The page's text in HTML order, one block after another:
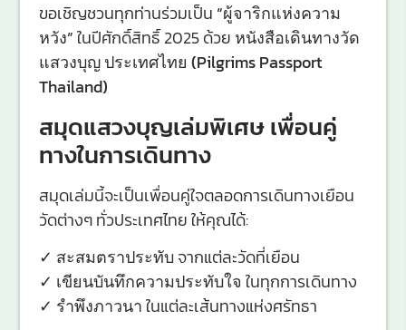
ขอเชิญชวนทุกท่านร่วมเป็น “ผู้จาริกแห่งความ
หวัง”ในปีศักดิ์สิทธิ์ 2025 ด้วย หนังสือเดินทางวัด
แสวงบุญ ประเทศไทย (Pilgrims Passport
Thailand)
สมุดแสวงบุญเล่มพิเศษ เพื่อนคู่
ทางในการเดินทาง
สมุดเล่มนี้จะเป็นเพื่อนคู่ใจตลอดการเดินทางเยือน
วัดต่างๆ ทั่วประเทศไทย ให้คุณได้:
✓ สะสมตราประทับจากแต่ละวัดที่เยือน
✓ เขียนบันทึกความประทับใจ ในทุกการเดินทาง
✓ รำพึงภาวนาในแต่ละเส้นทางแห่งศรัทธา